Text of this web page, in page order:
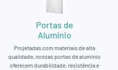
Portas de
Alumínio
Projetadas com materiais de alta
qualidade, nossas portas de alumínio
oferecem durabilidade, resistência e